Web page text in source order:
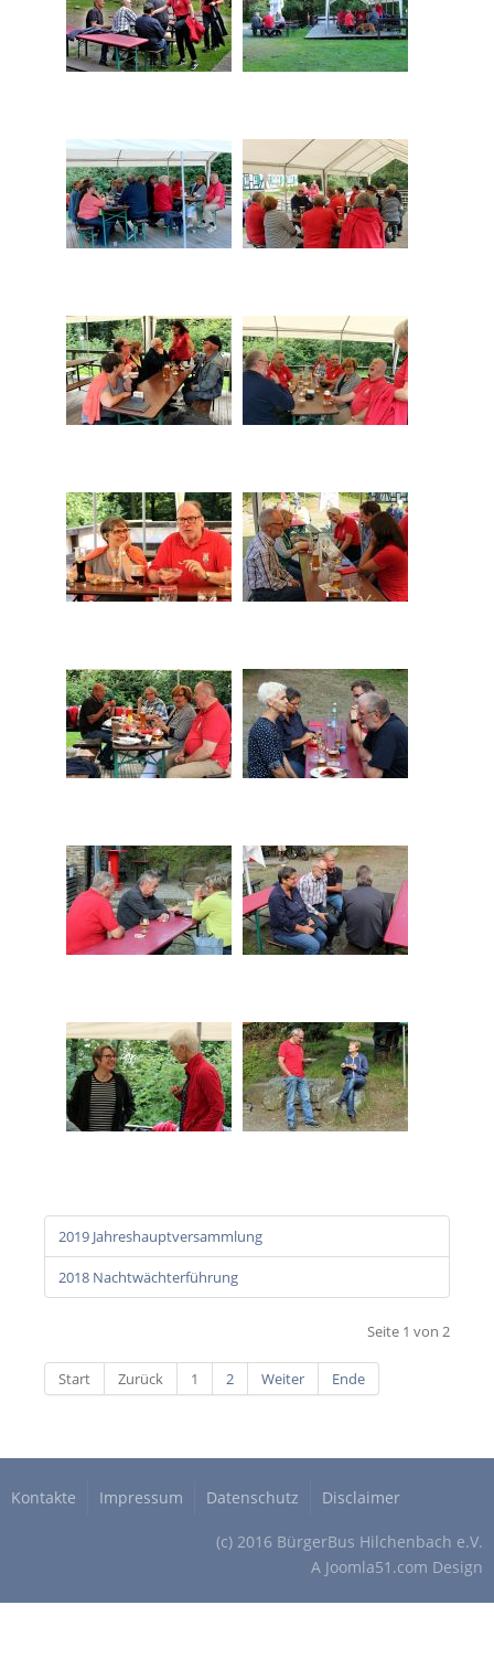
2019 Jahreshauptversammlung
2018 Nachtwächterführung
Seite 1 von 2
Start Zurück 1 2 Weiter Ende
Kontakte Impressum Datenschutz Disclaimer
(c) 2016 BürgerBus Hilchenbach e.V.
A Joomla51.com Design